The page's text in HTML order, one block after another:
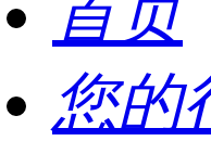
首页
您的